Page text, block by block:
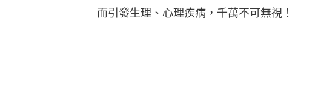
而引發生理、心理疾病，千萬不可無視！